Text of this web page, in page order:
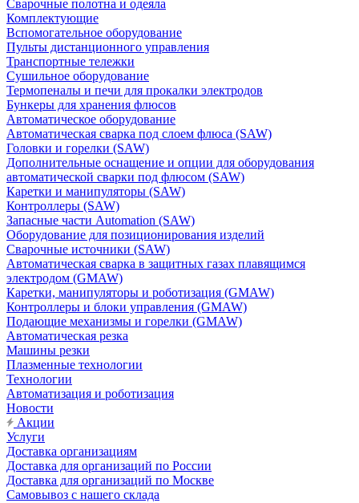
Сварочные полотна и одеяла
Комплектующие
Вспомогательное оборудование
Пульты дистанционного управления
Транспортные тележки
Сушильное оборудование
Термопеналы и печи для прокалки электродов
Бункеры для хранения флюсов
Автоматическое оборудование
Автоматическая сварка под слоем флюса (SAW)
Головки и горелки (SAW)
Дополнительные оснащение и опции для оборудования
автоматической сварки под флюсом (SAW)
Каретки и манипуляторы (SAW)
Контроллеры (SAW)
Запасные части Automation (SAW)
Оборудование для позиционирования изделий
Сварочные источники (SAW)
Автоматическая сварка в защитных газах плавящимся
электродом (GMAW)
Каретки, манипуляторы и роботизация (GMAW)
Контроллеры и блоки управления (GMAW)
Подающие механизмы и горелки (GMAW)
Автоматическая резка
Машины резки
Плазменные технологии
Технологии
Автоматизация и роботизация
Новости
Акции
Услуги
Доставка организациям
Доставка для организаций по России
Доставка для организаций по Москве
Самовывоз с нашего склада